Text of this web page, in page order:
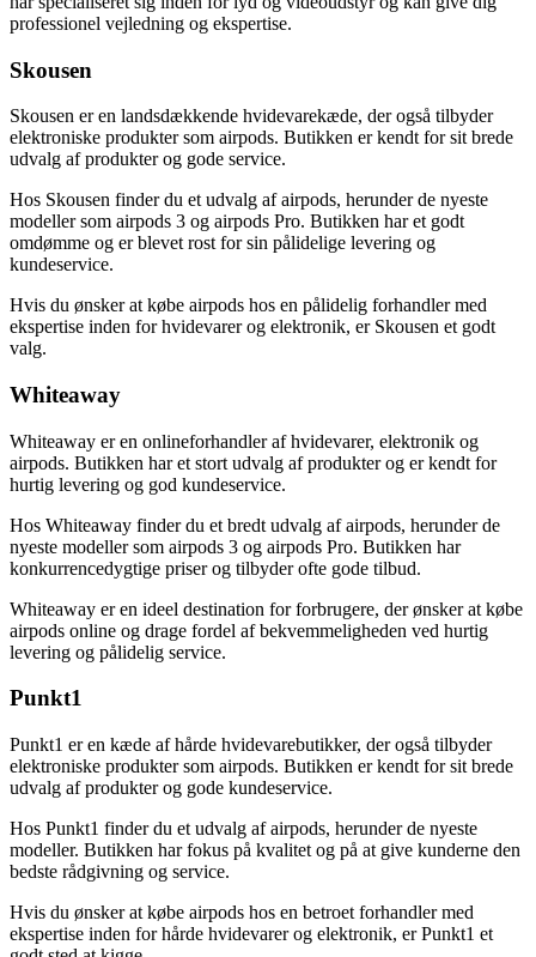
professionel vejledning og ekspertise.
Skousen
Skousen er en landsdækkende hvidevarekæde, der også tilbyder
elektroniske produkter som airpods. Butikken er kendt for sit brede
udvalg af produkter og gode service.
Hos Skousen finder du et udvalg af airpods, herunder de nyeste
modeller som airpods 3 og airpods Pro. Butikken har et godt
omdømme og er blevet rost for sin pålidelige levering og
kundeservice.
Hvis du ønsker at købe airpods hos en pålidelig forhandler med
ekspertise inden for hvidevarer og elektronik, er Skousen et godt
valg.
Whiteaway
Whiteaway er en onlineforhandler af hvidevarer, elektronik og
airpods. Butikken har et stort udvalg af produkter og er kendt for
hurtig levering og god kundeservice.
Hos Whiteaway finder du et bredt udvalg af airpods, herunder de
nyeste modeller som airpods 3 og airpods Pro. Butikken har
konkurrencedygtige priser og tilbyder ofte gode tilbud.
Whiteaway er en ideel destination for forbrugere, der ønsker at købe
airpods online og drage fordel af bekvemmeligheden ved hurtig
levering og pålidelig service.
Punkt1
Punkt1 er en kæde af hårde hvidevarebutikker, der også tilbyder
elektroniske produkter som airpods. Butikken er kendt for sit brede
udvalg af produkter og gode kundeservice.
Hos Punkt1 finder du et udvalg af airpods, herunder de nyeste
modeller. Butikken har fokus på kvalitet og på at give kunderne den
bedste rådgivning og service.
Hvis du ønsker at købe airpods hos en betroet forhandler med
ekspertise inden for hårde hvidevarer og elektronik, er Punkt1 et